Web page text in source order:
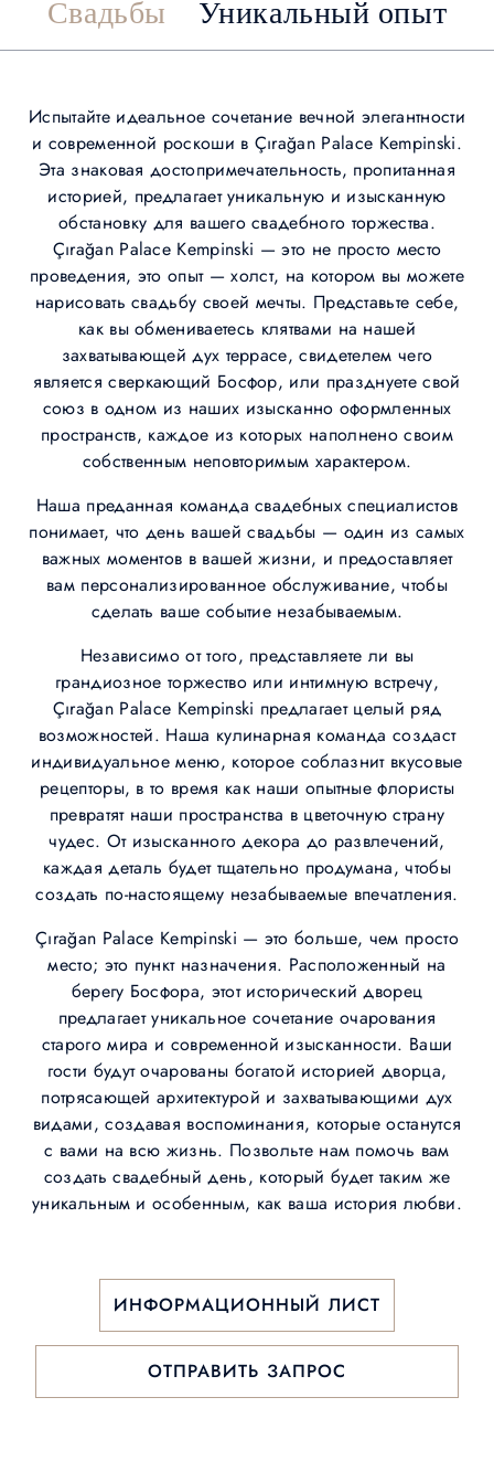
Свадьбы Уникальный опыт
Испытайте идеальное сочетание вечной элегантности
и современной роскоши в Çırağan Palace Kempinski.
Эта знаковая достопримечательность, пропитанная
историей, предлагает уникальную и изысканную
обстановку для вашего свадебного торжества.
Çırağan Palace Kempinski — это не просто место
проведения, это опыт — холст, на котором вы можете
нарисовать свадьбу своей мечты. Представьте себе,
как вы обмениваетесь клятвами на нашей
захватывающей дух террасе, свидетелем чего
является сверкающий Босфор, или празднуете свой
союз в одном из наших изысканно оформленных
пространств, каждое из которых наполнено своим
собственным неповторимым характером.
Наша преданная команда свадебных специалистов
понимает, что день вашей свадьбы — один из самых
важных моментов в вашей жизни, и предоставляет
вам персонализированное обслуживание, чтобы
сделать ваше событие незабываемым.
Независимо от того, представляете ли вы
грандиозное торжество или интимную встречу,
Çırağan Palace Kempinski предлагает целый ряд
возможностей. Наша кулинарная команда создаст
индивидуальное меню, которое соблазнит вкусовые
рецепторы, в то время как наши опытные флористы
превратят наши пространства в цветочную страну
чудес. От изысканного декора до развлечений,
каждая деталь будет тщательно продумана, чтобы
создать по-настоящему незабываемые впечатления.
Çırağan Palace Kempinski — это больше, чем просто
место; это пункт назначения. Расположенный на
берегу Босфора, этот исторический дворец
предлагает уникальное сочетание очарования
старого мира и современной изысканности. Ваши
гости будут очарованы богатой историей дворца,
потрясающей архитектурой и захватывающими дух
видами, создавая воспоминания, которые останутся
с вами на всю жизнь. Позвольте нам помочь вам
создать свадебный день, который будет таким же
уникальным и особенным, как ваша история любви.
ИНФОРМАЦИОННЫЙ ЛИСТ
ОТПРАВИТЬ ЗАПРОС